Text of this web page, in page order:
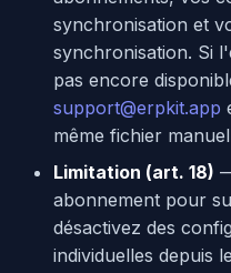
synchronisation et
synchronisation. Si
pas encore
support@erpkit.app
même fichier
Limitation (art. 18)
abonnement pour
désactivez des
individuelles depuis